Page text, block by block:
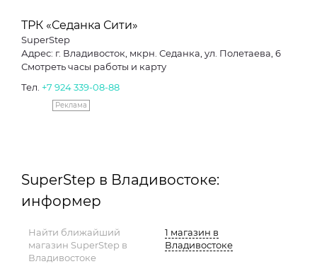
ТРК «Седанка Сити»
SuperStep
Адрес: г. Владивосток, мкрн. Седанка, ул. Полетаева, 6
Смотреть часы работы и карту
Тел. +7 924 339-08-88
Реклама
SuperStep в Владивостоке:
информер
Найти ближайший
магазин SuperStep в
Владивостоке
1 магазин в
Владивостоке